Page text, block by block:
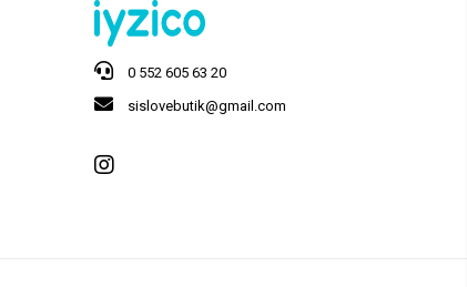
0 552 605 63 20
sislovebutik@gmail.com